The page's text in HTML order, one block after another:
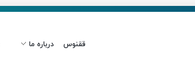
ققنوس درباره ما